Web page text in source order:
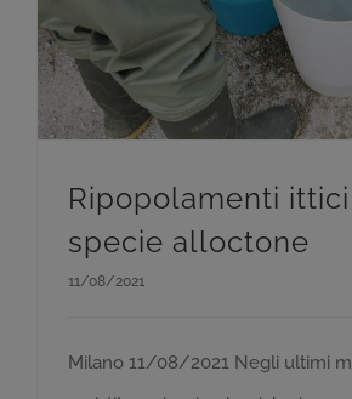
Ripopolamenti
specie alloctone
11/08/2021
Milano 11/08/2021 Negli ultimi